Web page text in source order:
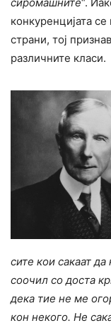
конкуренцијата
страни, тој
различните класи.
сите кои сакаат
соочил со доста
дека тие не ме
кон некого. Не